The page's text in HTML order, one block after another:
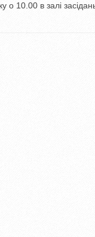
о 10.00 в залі